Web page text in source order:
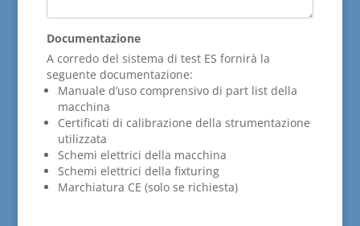
Documentazione
A corredo del sistema di test ES fornirà la
seguente documentazione:
Manuale d’uso comprensivo di part list della
macchina
Certificati di calibrazione della strumentazione
utilizzata
Schemi elettrici della macchina
Schemi elettrici della fixturing
Marchiatura CE (solo se richiesta)